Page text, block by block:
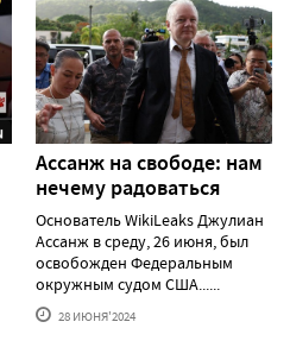
Ассанж на свободе: нам
нечему радоваться
Основатель WikiLeaks Джулиан
Ассанж в среду, 26 июня, был
освобожден Федеральным
окружным судом США......
28 ИЮНЯ'2024